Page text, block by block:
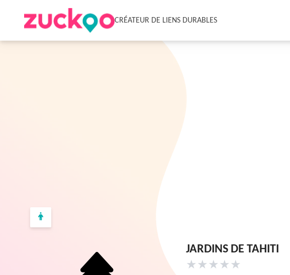
CRÉATEUR DE LIENS DURABLES
JARDINS DE TAHITI
★ ★ ★ ★ ★